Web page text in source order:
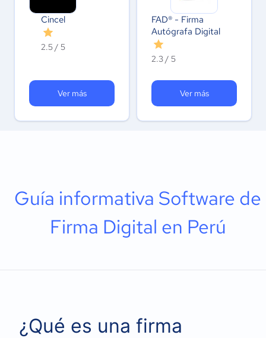
Cincel
2.5 / 5
Ver más
FAD® - Firma
Autógrafa Digital
2.3 / 5
Ver más
Guía informativa Software de
Firma Digital en Perú
¿Qué es una firma